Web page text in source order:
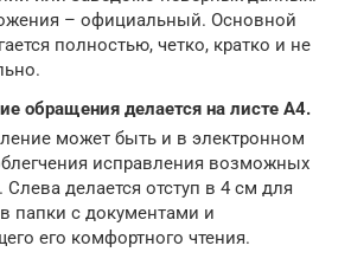
– официальный. Основной
полностью, четко, кратко и не
обращения делается на листе А4.
может быть и в электронном
исправления возможных
Слева делается отступ в 4 см для
папки с документами и
его комфортного чтения.